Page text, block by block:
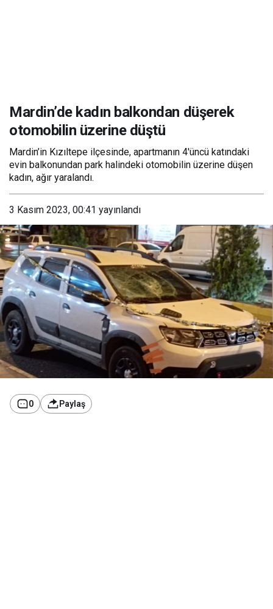
Mardin’de kadın balkondan düşerek
otomobilin üzerine düştü
Mardin’in Kızıltepe ilçesinde, apartmanın 4'üncü katındaki
evin balkonundan park halindeki otomobilin üzerine düşen
kadın, ağır yaralandı.
3 Kasım 2023, 00:41 yayınlandı
0 Paylaş